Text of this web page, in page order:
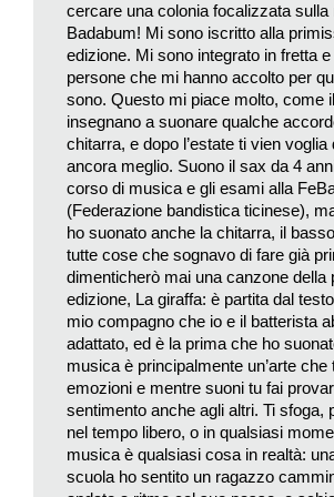
pre-esistente. In questo caso, invece, tutto
questo funziona molto bene perché lo
durante la colonia poi dura anche dopo»
realtà «l’aspetto dell’integrazione non
maniera particolarmente attiva durante la
affrontato o verbalizzato, è semplicemente
del progetto e questo penso che sia
in maniera spontanea e naturale». Per
universale e non verbale, la musica aiuta
chi fa fatica con le parole. «Creare la
in giro, è un aspetto al quale si somma poi
integrativo. Le due cose vanno di pari
collegate in maniera più teorica» continua il
I ragazzi scrivono nella loro lingua oppure
italiano perché si vogliono far capire dal
della musica è il più idoneo a esprimere
difficili», aggiunge Poz, per la quale
creare spazi di incontro sociale tra persone
cercare una colonia focalizzata sulla
Badabum! Mi sono iscritto alla
edizione. Mi sono integrato in fretta
persone che mi hanno accolto per
sono. Questo mi piace molto, come
insegnano a suonare qualche
chitarra, e dopo l’estate ti vien voglia
ancora meglio. Suono il sax da 4
corso di musica e gli esami alla
(Federazione bandistica ticinese),
ho suonato anche la chitarra, il
tutte cose che sognavo di fare già
dimenticherò mai una canzone della
edizione, La giraffa: è partita dal
mio compagno che io e il batterista
adattato, ed è la prima che ho
musica è principalmente un’arte che
emozioni e mentre suoni tu fai
sentimento anche agli altri. Ti sfoga,
nel tempo libero, o in qualsiasi
musica è qualsiasi cosa in realtà:
scuola ho sentito un ragazzo